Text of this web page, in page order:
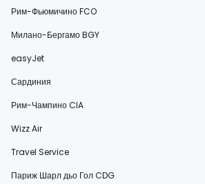
Рим-Фьюмичино FCO
Милано-Бергамо BGY
easyJet
Сардиния
Рим-Чампино CIA
Wizz Air
Travel Service
Париж Шарл дьо Гол CDG